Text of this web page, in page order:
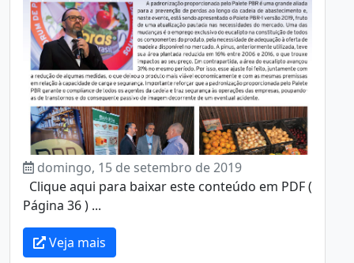
domingo, 15 de setembro de 2019
Clique aqui para baixar este conteúdo em PDF (
Página 36 ) ...
Veja mais